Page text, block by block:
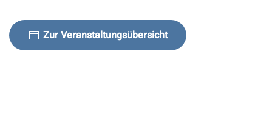
Zur Veranstaltungsübersicht